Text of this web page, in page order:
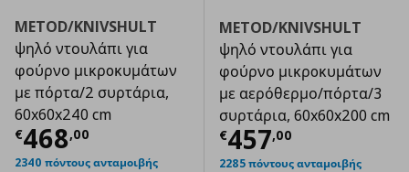
METOD/KNIVSHULT
ψηλό ντουλάπι για
φούρνο μικρoκυμάτων
με πόρτα/2 συρτάρια,
60x60x240 cm
€468,00
Τρέχουσα τιμή € 468,00
2340 πόντους ανταμοιβής
METOD/KNIVSHULT
ψηλό ντουλάπι για
φούρνο μικρoκυμάτων
με αερόθερμο/πόρτα/3
συρτάρια, 60x60x200 cm
€457,00
Τρέχουσα
2285 πόντους ανταμοιβής